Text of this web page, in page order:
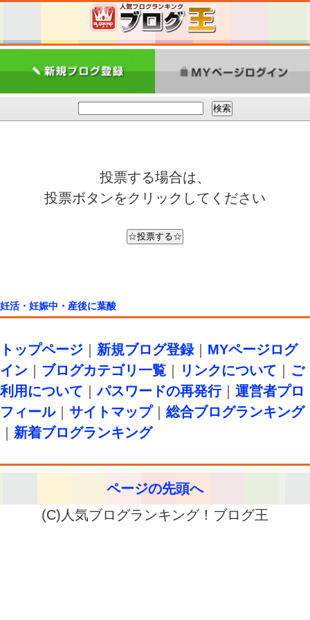
投票する場合は、
投票ボタンをクリックしてください
妊活・妊娠中・産後に葉酸
トップページ 新規ブログ登録｜ MYページログ
イン
ブログカテゴリ一覧 リンクについて
ご
利用について ｜パスワードの再発行｜ 運営者プロ
フィール｜ サイトマップ｜ 総合ブログランキング
新着ブログランキング
ページの先頭へ
(C)人気ブログランキング！ブログ王